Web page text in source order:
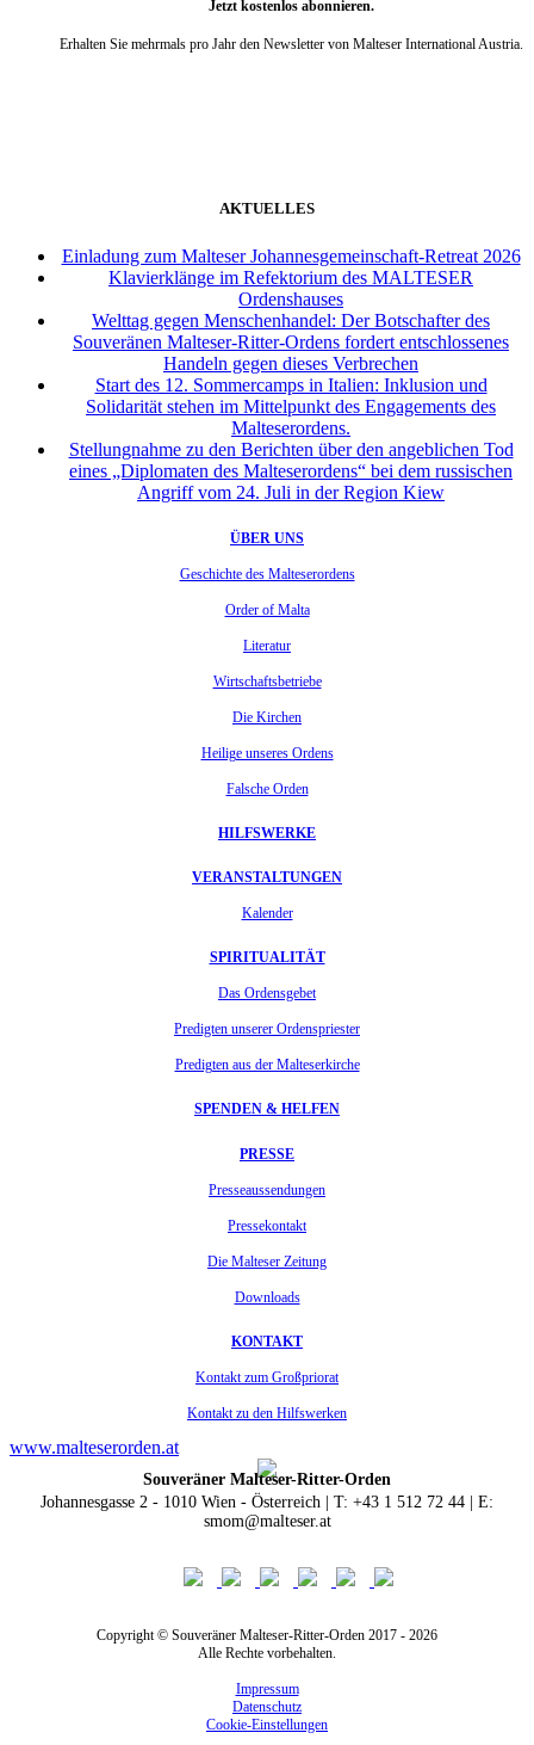
Jetzt kostenlos abonnieren.
Erhalten Sie mehrmals pro Jahr den Newsletter von Malteser International Austria.
AKTUELLES
Einladung zum Malteser Johannesgemeinschaft-Retreat 2026
Klavierklänge im Refektorium des MALTESER
Ordenshauses
Welttag gegen Menschenhandel: Der Botschafter des
Souveränen Malteser-Ritter-Ordens fordert entschlossenes
Handeln gegen dieses Verbrechen
Start des 12. Sommercamps in Italien: Inklusion und
Solidarität stehen im Mittelpunkt des Engagements des
Malteserordens.
Stellungnahme zu den Berichten über den angeblichen Tod
eines „Diplomaten des Malteserordens“ bei dem russischen
Angriff vom 24. Juli in der Region Kiew
ÜBER UNS
Geschichte des Malteserordens
Order of Malta
Literatur
Wirtschaftsbetriebe
Die Kirchen
Heilige unseres Ordens
Falsche Orden
HILFSWERKE
VERANSTALTUNGEN
Kalender
SPIRITUALITÄT
Das Ordensgebet
Predigten unserer Ordenspriester
Predigten aus der Malteserkirche
SPENDEN & HELFEN
PRESSE
Presseaussendungen
Pressekontakt
Die Malteser Zeitung
Downloads
KONTAKT
Kontakt zum Großpriorat
Kontakt zu den Hilfswerken
www.malteserorden.at
Souveräner Malteser-Ritter-Orden
Johannesgasse 2 - 1010 Wien - Österreich | T: +43 1 512 72 44 | E:
smom@malteser.at
Copyright © Souveräner Malteser-Ritter-Orden 2017 - 2026
Alle Rechte vorbehalten.
Impressum
Datenschutz
Cookie-Einstellungen